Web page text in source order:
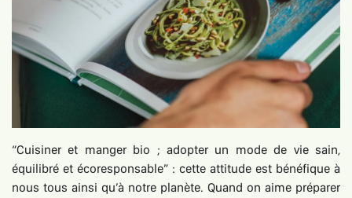
“Cuisiner et manger bio ; adopter un mode de vie sain,
équilibré et écoresponsable” : cette attitude est bénéfique à
nous tous ainsi qu’à notre planète. Quand on aime préparer